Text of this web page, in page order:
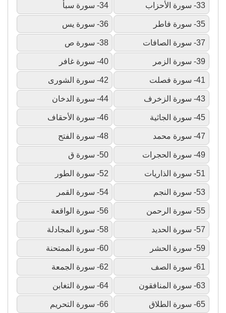
33- سورة الأحزاب 34- سورة سبأ
35- سورة فاطر 36- سورة يس
37- سورة الصافات 38- سورة ص
39- سورة الزمر 40- سورة غافر
41- سورة فصلت 42- سورة الشورى
43- سورة الزخرف 44- سورة الدخان
45- سورة الجاثية 46- سورة الأحقاف
47- سورة محمد 48- سورة الفتح
49- سورة الحجرات 50- سورة ق
51- سورة الذاريات 52- سورة الطور
53- سورة النجم 54- سورة القمر
55- سورة الرحمن 56- سورة الواقعة
57- سورة الحديد 58- سورة المجادلة
59- سورة الحشر 60- سورة الممتحنة
61- سورة الصف 62- سورة الجمعة
63- سورة المنافقون 64- سورة التغابن
65- سورة الطلاق 66- سورة التحريم